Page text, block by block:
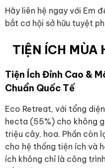
Hãy liên hệ ngay với Em
bắt cơ hội sở hữu tuyệt
TIỆN ÍCH MÙA
Tiện Ích Đỉnh Cao &
Chuẩn Quốc Tế
Eco Retreat, với tổng
hecta (55%) cho không
triệu cây, hoa. Phần còn
cho hệ thống tiện ích và
ích không chỉ là công